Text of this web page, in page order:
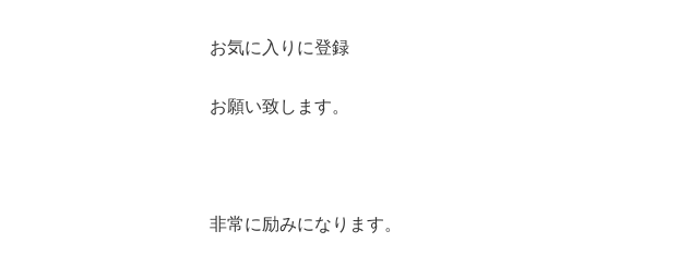
お気に入りに登録
お願い致します。
非常に励みになります。